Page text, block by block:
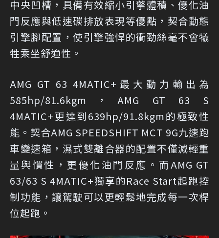
中央凹槽，具備有效縮小引擎體積、優化油
門反應與低速碳排放表現等優點，契合動態
引擎腳配置，使引擎強悍的衝勁絲毫不會犧
牲乘坐舒適性。
AMG GT 63 4MATIC+最大動力輸出為
585hp/81.6kgm，AMG GT 63 S
4MATIC+更達到639hp/91.8kgm的極致性
能。契合AMG SPEEDSHIFT MCT 9G九速跑
車變速箱，濕式雙離合器的配置不僅減輕重
量與慣性，更優化油門反應。而AMG GT
63/63 S 4MATIC+獨享的Race Start起跑控
制功能，讓駕駛可以更輕鬆地完成每一次桿
位起跑。